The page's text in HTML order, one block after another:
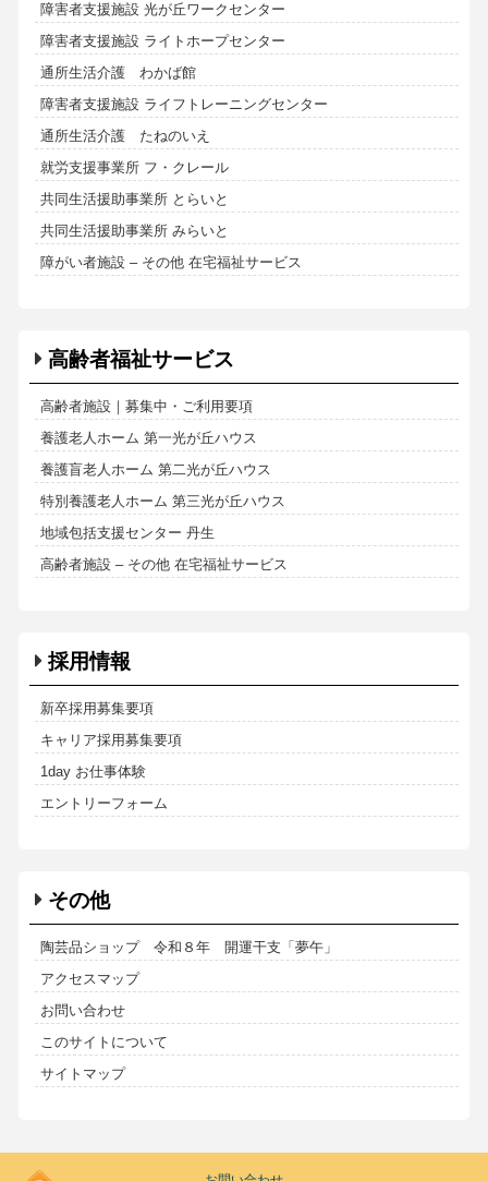
障害者支援施設 光が丘ワークセンター
障害者支援施設 ライトホープセンター
通所生活介護 わかば館
障害者支援施設 ライフトレーニングセンター
通所生活介護 たねのいえ
就労支援事業所 フ・クレール
共同生活援助事業所 とらいと
共同生活援助事業所 みらいと
障がい者施設 – その他 在宅福祉サービス
高齢者福祉サービス
高齢者施設｜募集中・ご利用要項
養護老人ホーム 第一光が丘ハウス
養護盲老人ホーム 第二光が丘ハウス
特別養護老人ホーム 第三光が丘ハウス
地域包括支援センター 丹生
高齢者施設 – その他 在宅福祉サービス
採用情報
新卒採用募集要項
キャリア採用募集要項
1day お仕事体験
エントリーフォーム
その他
陶芸品ショップ 令和８年 開運干支「夢午」
アクセスマップ
お問い合わせ
このサイトについて
サイトマップ
Kodoen